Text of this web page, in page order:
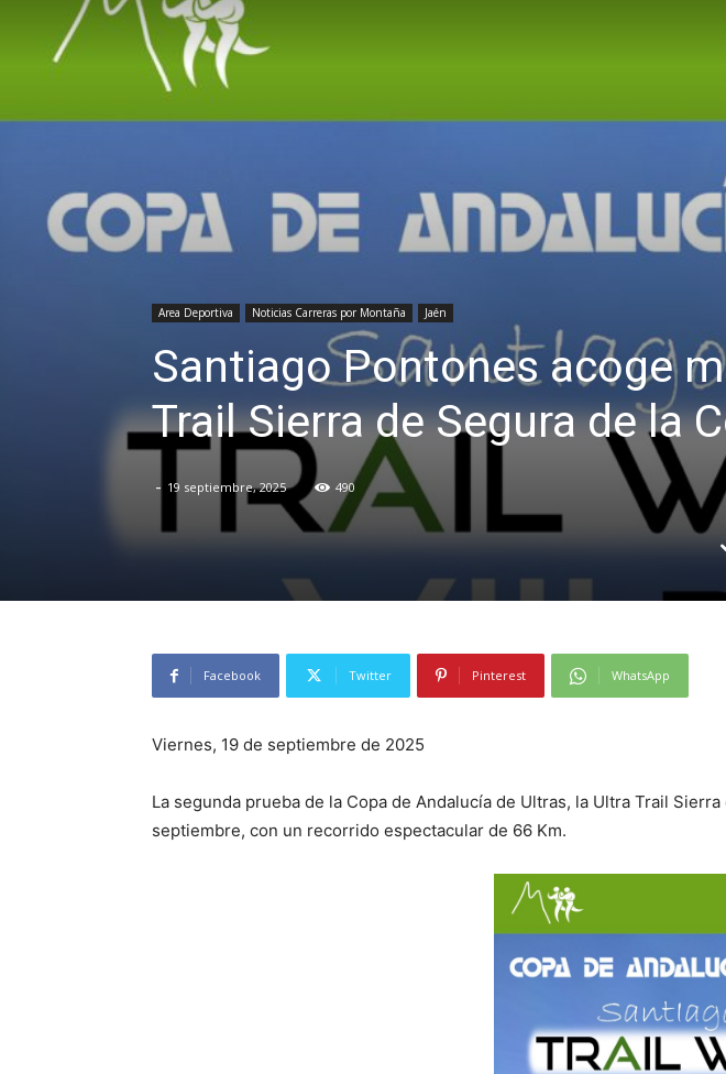
Area Deportiva Noticias Carreras por Montaña Jaén
Santiago Pontones acoge
Trail Sierra de Segura de la
- 19 septiembre, 2025 490
Facebook Twitter Pinterest WhatsApp
Viernes, 19 de septiembre de 2025
La segunda prueba de la Copa de Andalucía de Ultras, la Ultra Trail
septiembre, con un recorrido espectacular de 66 Km.